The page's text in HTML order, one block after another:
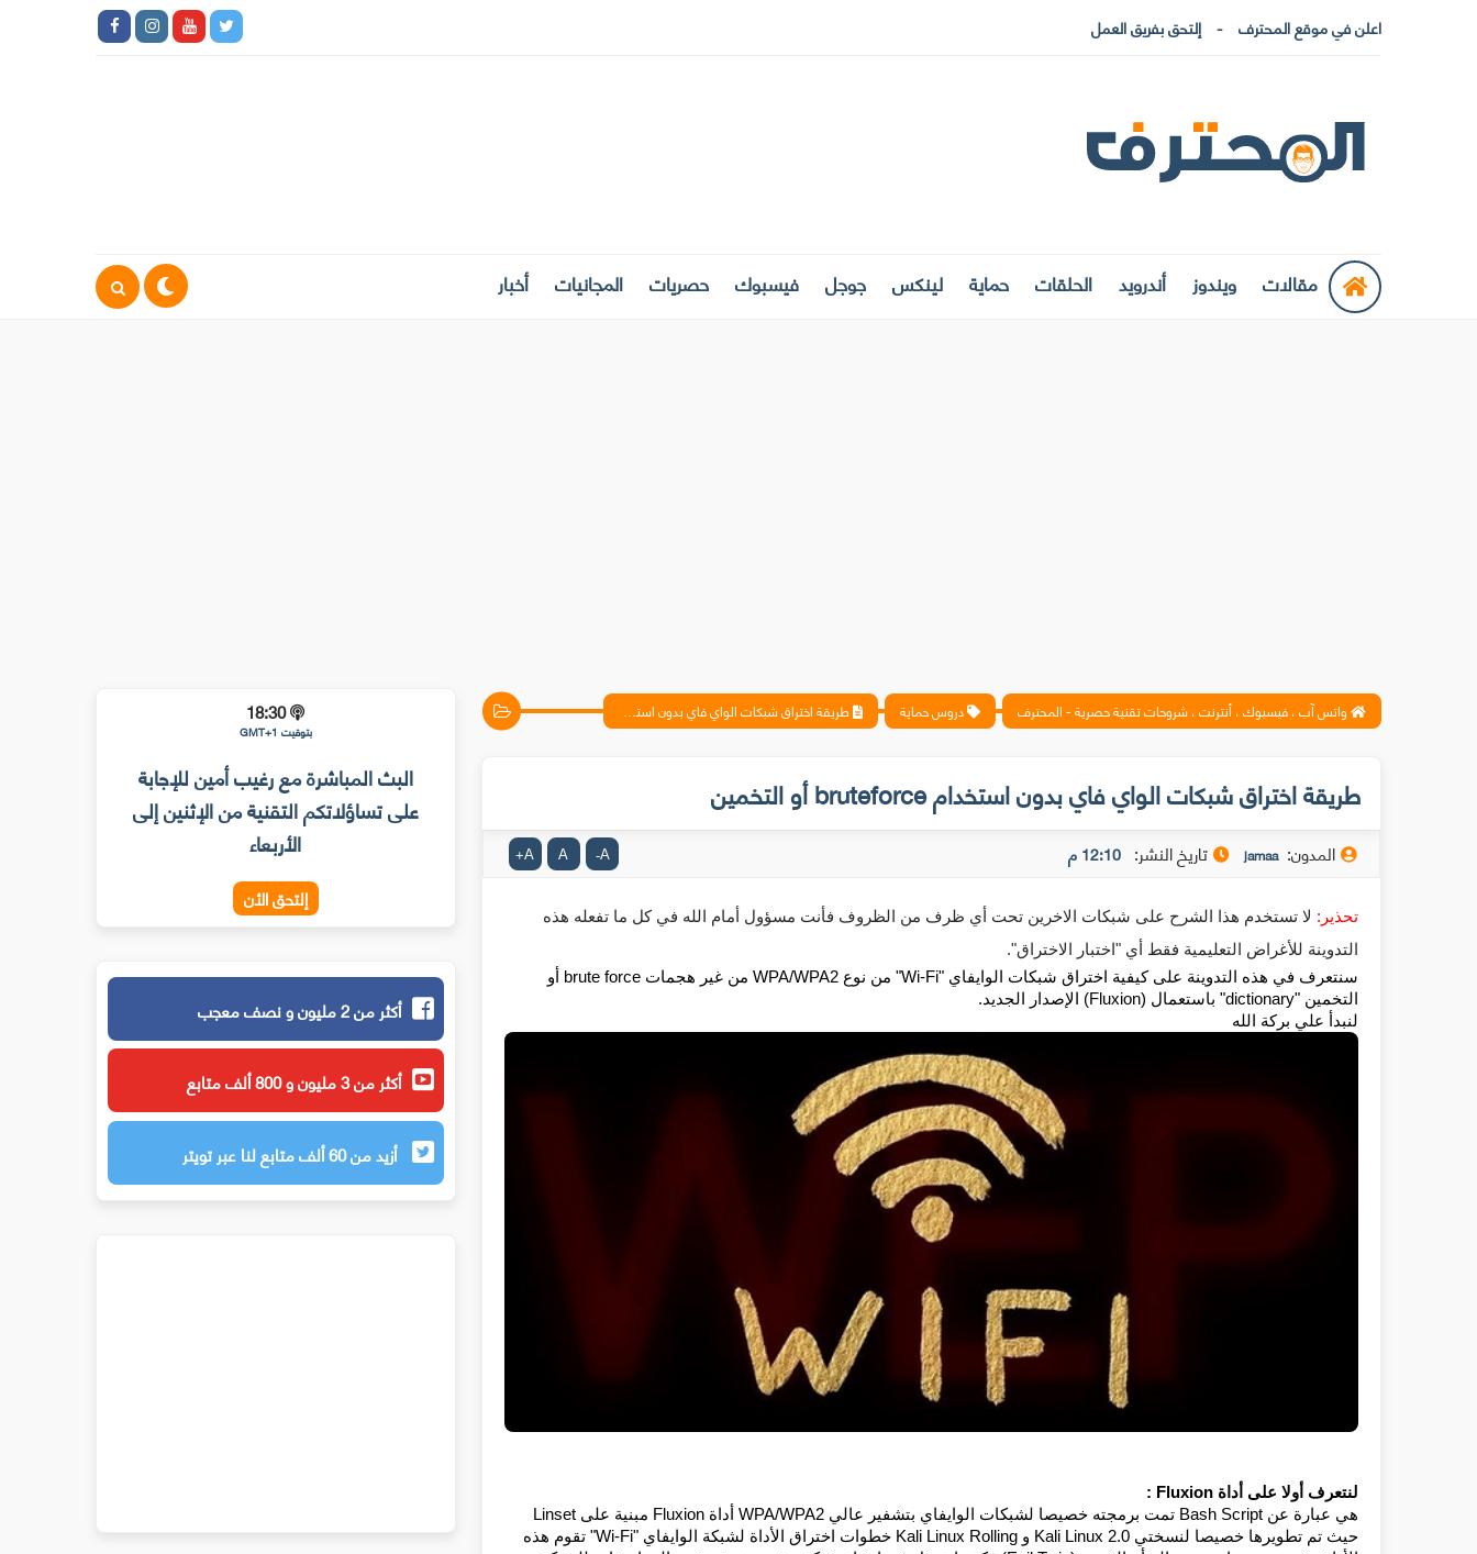
اعلن في موقع المحترف إلتحق بفريق العمل
مقالات ويندوز أندرويد الحلقات حماية لينكس جوجل فيسبوك حصريات المجانيات أخبار
واتس آب ، فيسبوك ، أنترنت ، شروحات تقنية حصرية - المحترف دروس حماية طريقة اختراق شبكات الواي فاي بدون استخدام bruteforce أو التخمين
طريقة اختراق شبكات الواي فاي بدون استخدام bruteforce أو التخمين
المدون: jamaa تاريخ النشر: 12:10 م A
-
A
A
+
تحذير:
التدوينة للأغراض التعليمية فقط أي "اختبار الاختراق".
التخمين "dictionary" باستعمال (Fluxion) الإصدار الجديد.
لنبدأ علي بركة الله
لنتعرف أولا على أداة Fluxion :
18:30
بتوقيت GMT+1
البث المباشرة مع رغيب أمين للإجابة
على تساؤلاتكم التقنية من الإثنين إلى
الأربعاء
إلتحق الأن
أكثر من 2 مليون و نصف معجب
أكثر من 3 مليون و 800 ألف متابع
أزيد من 60 ألف متابع لنا عبر تويتر